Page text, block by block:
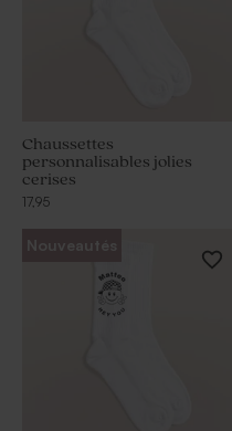
Chaussettes
personnalisables jolies
cerises
17,95
Nouveautés